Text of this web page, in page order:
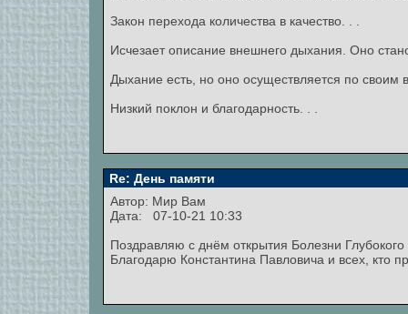
Закон перехода количества в качество. . .
Исчезает описание внешнего дыхания. Оно
Дыхание есть, но оно осуществляется по своим
Низкий поклон и благодарность. . .
Re: День памяти
Автор: Мир Вам
Дата: 07-10-21 10:33
Поздравляю с днём открытия Болезни
Благодарю Константина Павловича и всех, кто